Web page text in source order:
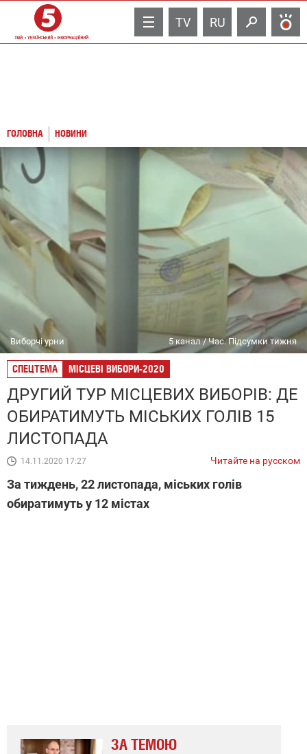
TV RU
ГОЛОВНА НОВИНИ
Виборчі урни 5 канал / Час. Підсумки тижня
СПЕЦТЕМА МІСЦЕВІ ВИБОРИ-2020
ДРУГИЙ ТУР МІСЦЕВИХ ВИБОРІВ: ДЕ
ОБИРАТИМУТЬ МІСЬКИХ ГОЛІВ 15
ЛИСТОПАДА
14.11.2020 17:27 Читайте на русском
За тиждень, 22 листопада, міських голів
обиратимуть у 12 містах
ЗА ТЕМОЮ